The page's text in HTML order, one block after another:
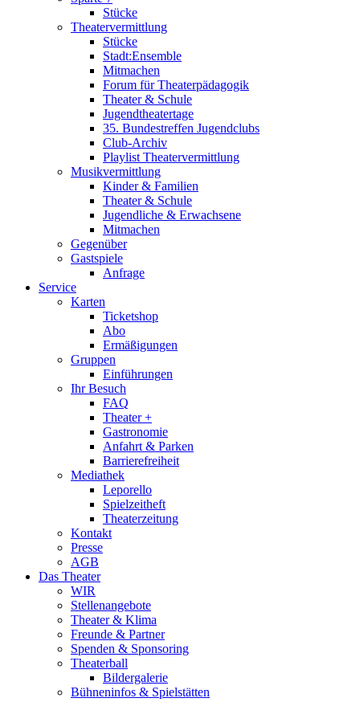
Stücke
Theatervermittlung
Stücke
Stadt:Ensemble
Mitmachen
Forum für Theaterpädagogik
Theater & Schule
Jugendtheatertage
35. Bundestreffen Jugendclubs
Club-Archiv
Playlist Theatervermittlung
Musikvermittlung
Kinder & Familien
Theater & Schule
Jugendliche & Erwachsene
Mitmachen
Gegenüber
Gastspiele
Anfrage
Service
Karten
Ticketshop
Abo
Ermäßigungen
Gruppen
Einführungen
Ihr Besuch
FAQ
Theater +
Gastronomie
Anfahrt & Parken
Barrierefreiheit
Mediathek
Leporello
Spielzeitheft
Theaterzeitung
Kontakt
Presse
AGB
Das Theater
WIR
Stellenangebote
Theater & Klima
Freunde & Partner
Spenden & Sponsoring
Theaterball
Bildergalerie
Bühneninfos & Spielstätten